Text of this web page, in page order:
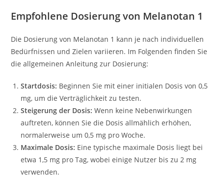
Empfohlene Dosierung von Melanotan 1
Die Dosierung von Melanotan 1 kann je nach individuellen
Bedürfnissen und Zielen variieren. Im Folgenden finden Sie
die allgemeinen Anleitung zur Dosierung:
Startdosis: Beginnen Sie mit einer initialen Dosis von 0,5
mg, um die Verträglichkeit zu testen.
Steigerung der Dosis: Wenn keine Nebenwirkungen
auftreten, können Sie die Dosis allmählich erhöhen,
normalerweise um 0,5 mg pro Woche.
Maximale Dosis: Eine typische maximale Dosis liegt bei
etwa 1,5 mg pro Tag, wobei einige Nutzer bis zu 2 mg
verwenden.